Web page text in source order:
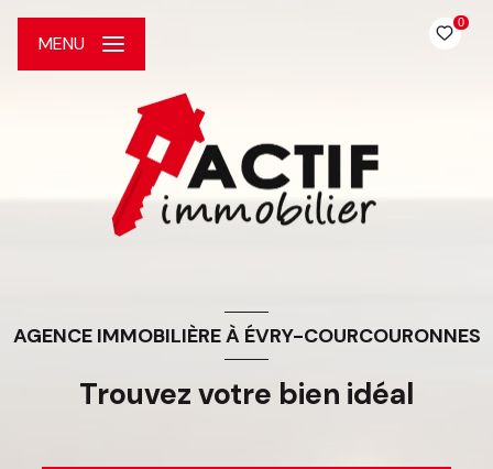
0
MENU
AGENCE IMMOBILIÈRE À ÉVRY-COURCOURONNES
Trouvez votre bien idéal